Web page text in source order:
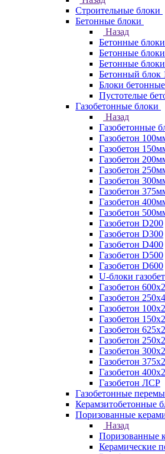
Строительные блоки
Бетонные блоки
Назад
Бетонные блоки
Бетонные
Бетонные блоки
Бетонный блок
Блоки
Пустотелые
Газобетонные блоки
Назад
Газобетонные
Газобетон
Газобетон
Газобетон
Газобетон
Газобетон
Газобетон
Газобетон
Газобетон
Газобетон D200
Газобетон D300
Газобетон D400
Газобетон D500
Газобетон D600
U-блоки
Газобетон
Газобетон
Газобетон
Газобетон
Газобетон
Газобетон
Газобетон
Газобетон
Газобетон
Газобетон ЛСР
Газобетонные
Керамзитобетонные
Поризованные
Назад
Поризованные
Керамические